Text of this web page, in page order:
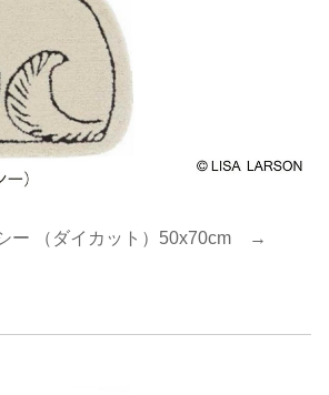
ー （ダイカット）50x70cm →